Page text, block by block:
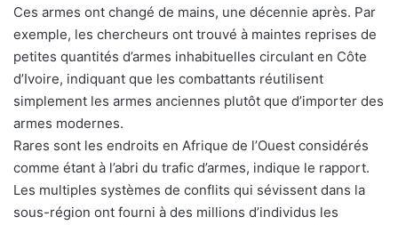
Ces armes ont changé de mains, une décennie après. Par
exemple, les chercheurs ont trouvé à maintes reprises de
petites quantités d’armes inhabituelles circulant en Côte
d’Ivoire, indiquant que les combattants réutilisent
simplement les armes anciennes plutôt que d’importer des
armes modernes.
Rares sont les endroits en Afrique de l’Ouest considérés
comme étant à l’abri du trafic d’armes, indique le rapport.
Les multiples systèmes de conflits qui sévissent dans la
sous-région ont fourni à des millions d’individus les